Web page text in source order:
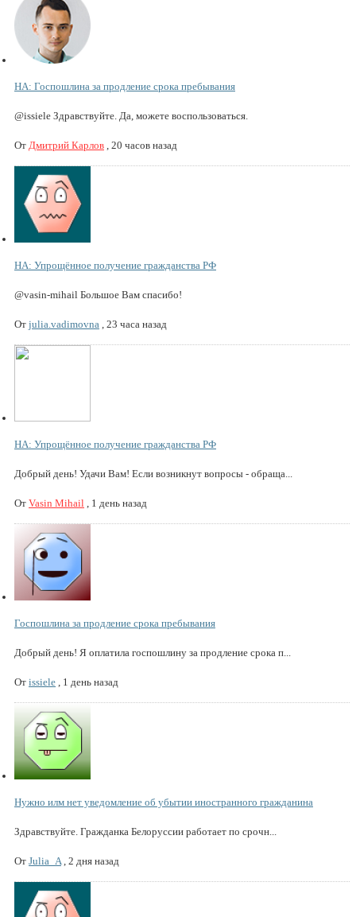
НА: Госпошлина за продление срока пребывания
@issiele Здравствуйте. Да, можете воспользоваться.
От Дмитрий Карлов 20 часов назад
НА: Упрощённое получение гражданства РФ
@vasin-mihail Большое Вам спасибо!
От julia.vadimovna 23 часа назад
НА: Упрощённое получение гражданства РФ
Добрый день! Удачи Вам! Если возникнут вопросы - обраща...
От Vasin Mihail 1 день назад
Госпошлина за продление срока пребывания
Добрый день! Я оплатила госпошлину за продление срока п...
От issiele 1 день назад
Нужно илм нет уведомление об убытии иностранного гражданина
Здравствуйте. Гражданка Белоруссии работает по срочн...
От Julia_A 2 дня назад